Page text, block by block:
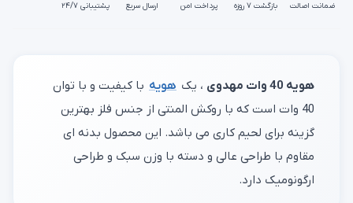
ضمانت اصالت بازگشت ۷ روزه پرداخت امن ارسال سریع پشتیبانی ۲۴/۷
هویه 40 وات مهدوی ، یک هویه با کیفیت و با توان
40 وات است که با روکش المنتی از جنس فلز بهترین
گزینه برای لحیم کاری می باشد. این محصول بدنه ای
مقاوم با طراحی عالی و دسته با وزن سبک و طراحی
ارگونومیک دارد.